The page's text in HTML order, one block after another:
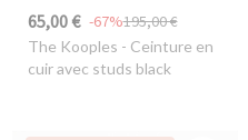
65,00 € 195,00 €
-67%
The Kooples - Ceinture en
cuir avec studs black